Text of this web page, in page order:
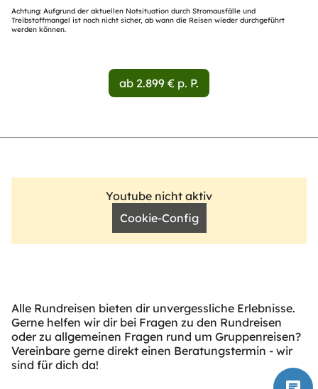
Achtung: Aufgrund der aktuellen Notsituation durch Stromausfälle und
Treibstoffmangel ist noch nicht sicher, ab wann die Reisen wieder durchgeführt
werden können.
ab 2.899 € p. P.
Youtube nicht aktiv
Cookie-Config
Alle Rundreisen bieten dir unvergessliche Erlebnisse.
Gerne helfen wir dir bei Fragen zu den Rundreisen
oder zu allgemeinen Fragen rund um Gruppenreisen?
Vereinbare gerne direkt einen Beratungstermin - wir
sind für dich da!